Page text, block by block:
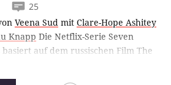
25
Veena Sud mit Clare-Hope Ashitey
Knapp Die Netflix-Serie Seven
basiert auf dem russischen Film The
der Polizei und der